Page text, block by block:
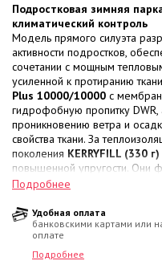
Подростковая зимняя
климатический контроль
Модель прямого силуэта
активности подростков,
сочетании с мощным
усиленной к протиранию
Plus 10000/10000 с
гидрофобную пропитку DWR,
проникновению ветра и
свойства ткани. За
поколения KERRYFILL (330 г)
повышенной упругости. Они
прослойку, которая
после стирки.
Состав ткани:
* Верх: 100% Полиамид
Подробнее
Удобная оплата
банковскими картами или
оплате
Подробнее